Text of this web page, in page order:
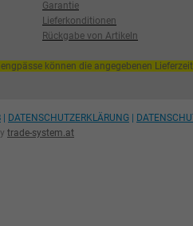
Garantie
Lieferkonditionen
Rückgabe von Artikeln
können die angegebenen
DATENSCHUTZERKLÄRUNG
trade-system.at